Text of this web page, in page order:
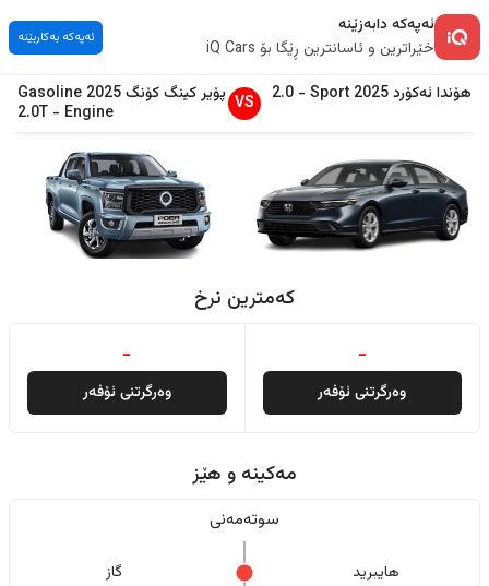
ئەپەکە دابەزێنە
خێراترین و ئاسانترین ڕێگا بۆ iQ Cars
ئەپەکە بەکاربێنە
هۆندا ئەکۆرد2025
Sport
-
2.0
VS پۆیرکینگ کۆنگ2025
Gasoline
Engine
-
2.0T
کەمترین نرخ
-
وەرگرتنی ئۆفەر
-
وەرگرتنی ئۆفەر
مەکینە و هێز
سوتەمەنی
هایبرید گاز